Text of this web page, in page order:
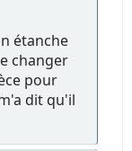
étanche
changer
pour
dit qu'il